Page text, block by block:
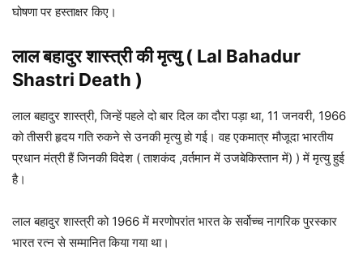
घोषणा पर हस्ताक्षर किए।
लाल बहादुर शास्त्री की मृत्यु ( Lal Bahadur
Shastri Death )
लाल बहादुर शास्त्री, जिन्हें पहले दो बार दिल का दौरा पड़ा था, 11 जनवरी, 1966
को तीसरी हृदय गति रुकने से उनकी मृत्यु हो गई। वह एकमात्र मौजूदा भारतीय
प्रधान मंत्री हैं जिनकी विदेश ( ताशकंद ,वर्तमान में उजबेकिस्तान में) ) में मृत्यु हुई
है।
लाल बहादुर शास्त्री को 1966 में मरणोपरांत भारत के सर्वोच्च नागरिक पुरस्कार
भारत रत्न से सम्मानित किया गया था।